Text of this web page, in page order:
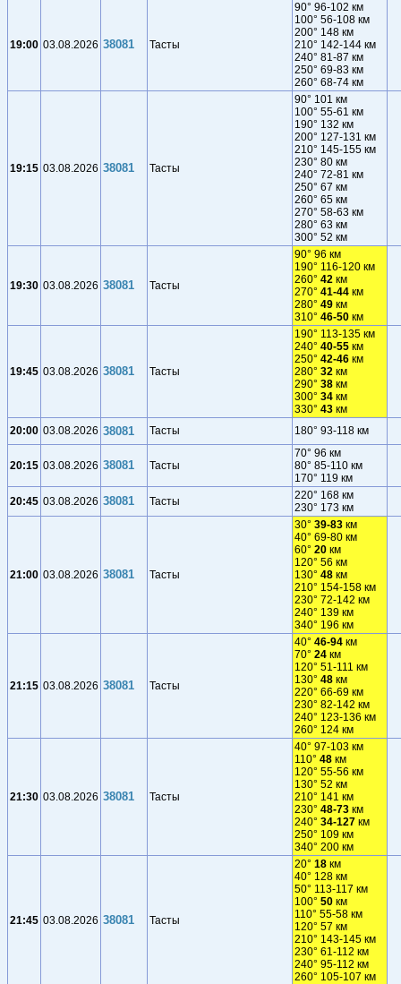
19:00 03.08.2026 38081 Тасты
90° 96-102 км
100° 56-108 км
200° 148 км
210° 142-144 км
240° 81-87 км
250° 69-83 км
260° 68-74 км
19:15 03.08.2026 38081 Тасты
90° 101 км
100° 55-61 км
190° 132 км
200° 127-131 км
210° 145-155 км
230° 80 км
240° 72-81 км
250° 67 км
260° 65 км
270° 58-63 км
280° 63 км
300° 52 км
19:30 03.08.2026 38081 Тасты
90° 96 км
190° 116-120 км
260° 42 км
270° 41-44 км
280° 49 км
310° 46-50 км
19:45 03.08.2026 38081 Тасты
190° 113-135 км
240° 40-55 км
250° 42-46 км
280° 32 км
290° 38 км
300° 34 км
330° 43 км
20:00 03.08.2026 38081 Тасты 180° 93-118 км
20:15 03.08.2026 38081 Тасты
70° 96 км
80° 85-110 км
170° 119 км
20:45 03.08.2026 38081 Тасты
220° 168 км
230° 173 км
21:00 03.08.2026 38081 Тасты
30° 39-83 км
40° 69-80 км
60° 20 км
120° 56 км
130° 48 км
210° 154-158 км
230° 72-142 км
240° 139 км
340° 196 км
21:15 03.08.2026 38081 Тасты
40° 46-94 км
70° 24 км
120° 51-111 км
130° 48 км
220° 66-69 км
230° 82-142 км
240° 123-136 км
260° 124 км
21:30 03.08.2026 38081 Тасты
40° 97-103 км
110° 48 км
120° 55-56 км
130° 52 км
210° 141 км
230° 48-73 км
240° 34-127 км
250° 109 км
340° 200 км
21:45 03.08.2026 38081 Тасты
20° 18 км
40° 128 км
50° 113-117 км
100° 50 км
110° 55-58 км
120° 57 км
210° 143-145 км
230° 61-112 км
240° 95-112 км
260° 105-107 км